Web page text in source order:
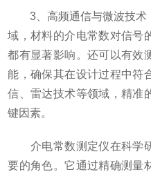
3、高频通信与微波技术
域，材料的介电常数对信号
都有显著影响。还可以有效
能，确保其在设计过程中符
信、雷达技术等领域，精准
键因素。
介电常数测定仪在科学研
要的角色。它通过精确测量